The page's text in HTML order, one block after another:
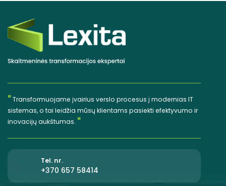
"Transformuojame įvairius verslo procesus į modernias IT
sistemas, o tai leidžia mūsų klientams pasiekti efektyvumo ir
inovacijų aukštumas. "
Tel. nr.
+370 657 58414